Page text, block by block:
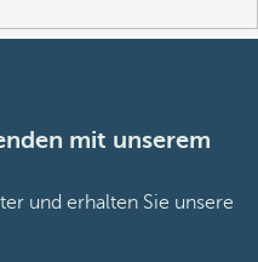
mit unserem
und erhalten Sie unsere